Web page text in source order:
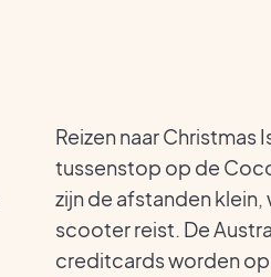
Reizen naar Christmas
tussenstop op de
zijn de afstanden
scooter reist. De
creditcards worden